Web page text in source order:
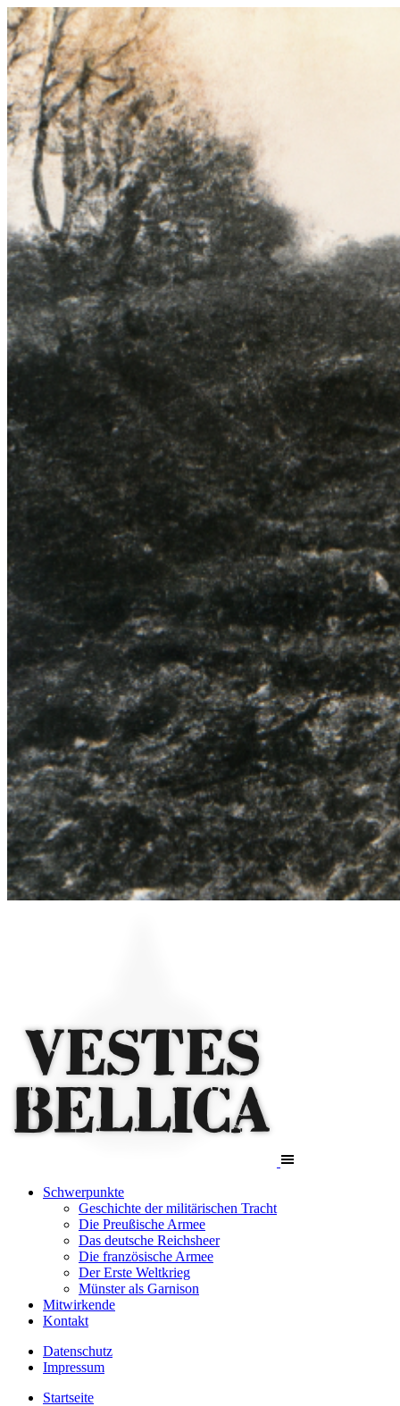
Schwerpunkte
Geschichte der militärischen Tracht
Die Preußische Armee
Das deutsche Reichsheer
Die französische Armee
Der Erste Weltkrieg
Münster als Garnison
Mitwirkende
Kontakt
Datenschutz
Impressum
Startseite